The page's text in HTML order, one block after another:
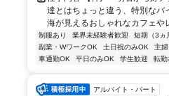
達とはちょっと違う、特別なバ
海が見えるおしゃれなカフェや
制服あり 業界未経験者歓迎 短期（3ヵ
副業・WワークOK
土日祝のみOK 主
車通勤OK
平日のみOK 学生歓迎 転勤
アルバイト・パート